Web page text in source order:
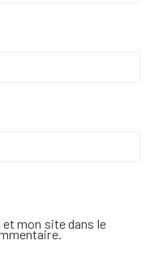
mon site dans le